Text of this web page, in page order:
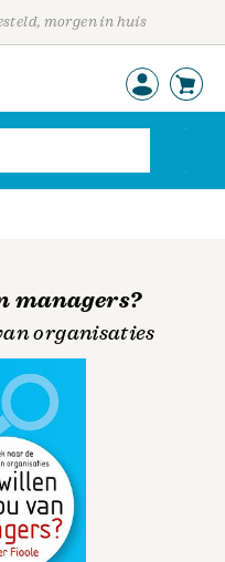
morgen in huis
managers?
organisaties